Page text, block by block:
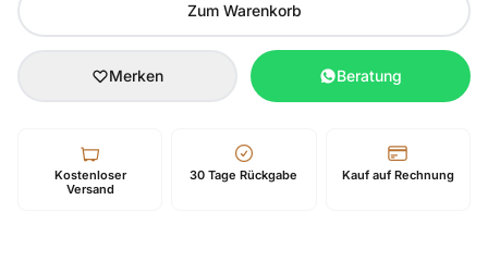
Zum Warenkorb
Merken Beratung
Kostenloser
Versand
30 Tage Rückgabe Kauf auf Rechnung